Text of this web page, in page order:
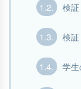
1.2. 検証
1.3. 検証
1.4. 学生